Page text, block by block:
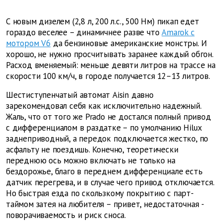
С новым дизелем (2,8 л, 200 л.с., 500 Нм) пикап едет
гораздо веселее – динамичнее разве что Amarok с
мотором V6 да бензиновые американские монстры. И
хорошо, не нужно просчитывать заранее каждый обгон.
Расход вменяемый: меньше девяти литров на трассе на
скорости 100 км/ч, в городе получается 12–13 литров.
Шестиступенчатый автомат Aisin давно
зарекомендовал себя как исключительно надежный.
Жаль, что от того же Prado не достался полный привод
с дифференциалом в раздатке – по умолчанию Hilux
заднеприводный, а передок подключается жестко, по
асфальту не поездишь. Конечно, теоретически
переднюю ось можно включать не только на
бездорожье, благо в переднем дифференциале есть
датчик перегрева, и в случае чего привод отключается.
Но быстрая езда по скользкому покрытию с парт-
таймом затея на любителя – привет, недостаточная ­
поворачиваемость и риск сноса.